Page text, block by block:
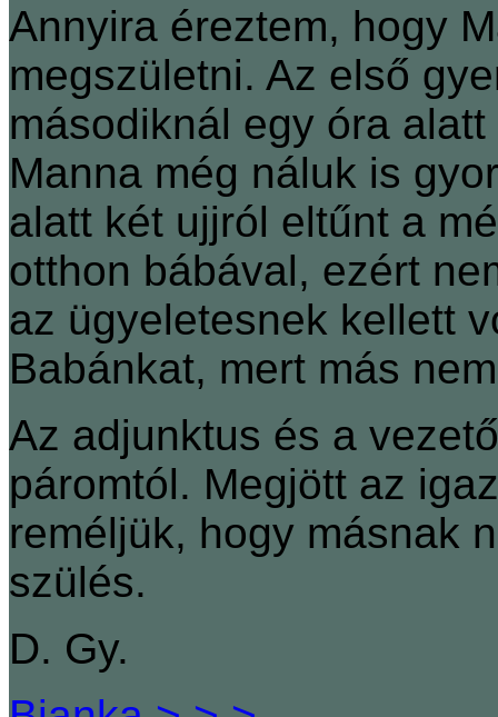
Annyira éreztem, hogy
megszületni. Az első
másodiknál egy óra
Manna még náluk is
alatt két ujjról eltűnt a
otthon bábával, ezért
az ügyeletesnek kellett
Babánkat, mert más
Az adjunktus és a
páromtól. Megjött az
reméljük, hogy másnak
szülés.
D. Gy.